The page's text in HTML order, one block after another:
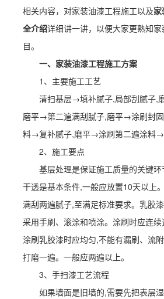
相关内容，对家装油漆工程施工以及
全介绍详细讲一讲，以便大家更熟知
目。
一、家装油漆工程施工方案
1、主要施工工艺
清扫基层→填补腻子,局部刮腻子,
磨平→第二遍满刮腻子,磨平→涂刷封
料→复补腻子,磨平→涂刷第二遍涂料→
2、施工要点
基层处理是保证施工质量的关键
干透是基本条件,一般应放置10天以上
满刮两遍腻子,至满足标准要求。乳胶
采用手刷、滚涂和喷涂。涂刷时应连续
涂刷乳胶漆时应均匀,不能有漏刷、流
打磨一遍。一般应两遍以上。
3、手扫漆工艺流程
如果墙面是旧墙的,需要先把表层